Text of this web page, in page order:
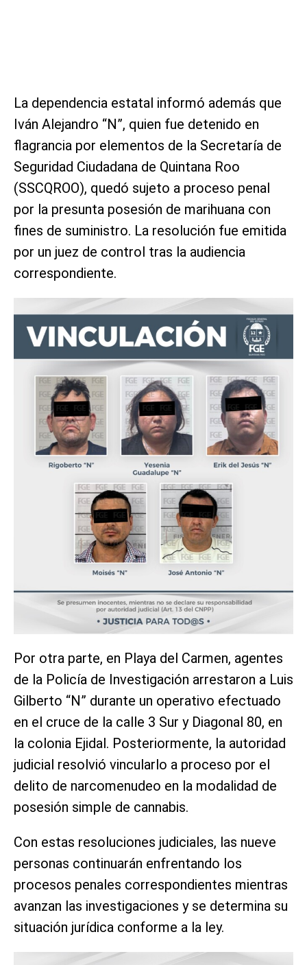
La dependencia estatal informó además que
Iván Alejandro “N”, quien fue detenido en
flagrancia por elementos de la Secretaría de
Seguridad Ciudadana de Quintana Roo
(SSCQROO), quedó sujeto a proceso penal
por la presunta posesión de marihuana con
fines de suministro. La resolución fue emitida
por un juez de control tras la audiencia
correspondiente.
Por otra parte, en Playa del Carmen, agentes
de la Policía de Investigación arrestaron a Luis
Gilberto “N” durante un operativo efectuado
en el cruce de la calle 3 Sur y Diagonal 80, en
la colonia Ejidal. Posteriormente, la autoridad
judicial resolvió vincularlo a proceso por el
delito de narcomenudeo en la modalidad de
posesión simple de cannabis.
Con estas resoluciones judiciales, las nueve
personas continuarán enfrentando los
procesos penales correspondientes mientras
avanzan las investigaciones y se determina su
situación jurídica conforme a la ley.